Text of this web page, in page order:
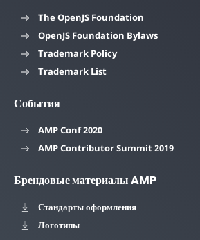
The OpenJS Foundation
OpenJS Foundation Bylaws
Trademark Policy
Trademark List
События
AMP Conf 2020
AMP Contributor Summit 2019
Брендовые материалы AMP
Стандарты оформления
Логотипы